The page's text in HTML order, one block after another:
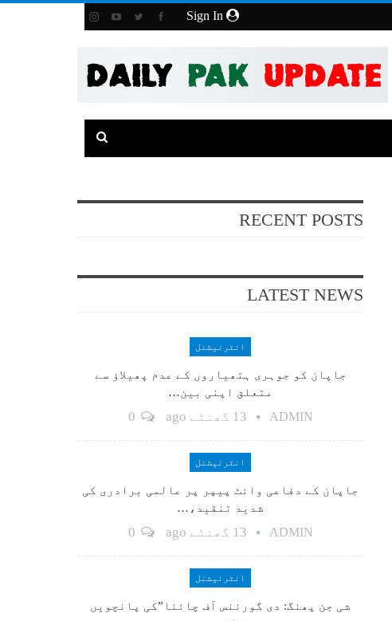
RECENT POSTS
LATEST NEWS
انٹرنیشنل
جاپان کو جوہری ہتھیاروں کے عدم پھیلاؤ سے
متعلق اپنی بین…
ADMIN 13 گھنٹے ago
انٹرنیشنل
جاپان کے دفاعی وائٹ پیپر پر عالمی برادری کی
شدید تنقید،…
ADMIN 13 گھنٹے ago
انٹرنیشنل
شی جن پھنگ: دی گورننس آف چائنا”کی پانچویں